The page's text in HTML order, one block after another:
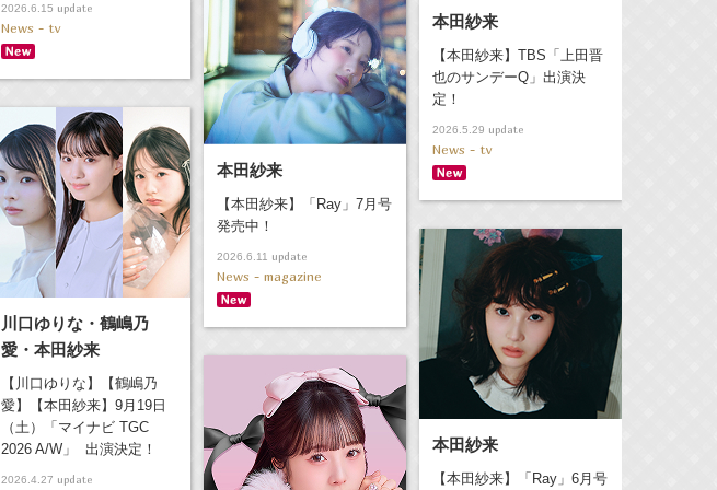
2026.6.15 update
News - tv
本田紗来
【本田紗来】「Ray」7月号
発売中！
2026.6.11 update
News - magazine
本田紗来
【本田紗来】TBS「上田晋
也のサンデーQ」出演決
定！
2026.5.29 update
News - tv
川口ゆりな・鶴嶋乃
愛・本田紗来
【川口ゆりな】【鶴嶋乃
愛】【本田紗来】9月19日
（土）「マイナビ TGC
2026 A/W」 出演決定！
2026.4.27 update
本田紗来
【本田紗来】「Ray」6月号